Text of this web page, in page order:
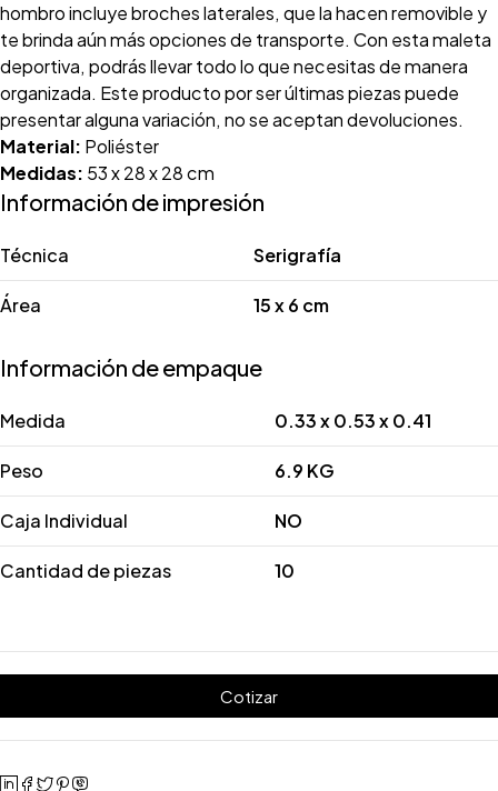
hombro incluye broches laterales, que la hacen removible y
te brinda aún más opciones de transporte. Con esta maleta
deportiva, podrás llevar todo lo que necesitas de manera
organizada. Este producto por ser últimas piezas puede
presentar alguna variación, no se aceptan devoluciones.
Material: Poliéster
Medidas: 53 x 28 x 28 cm
Información de impresión
Técnica Serigrafía
Área 15 x 6 cm
Información de empaque
Medida 0.33 x 0.53 x 0.41
Peso 6.9 KG
Caja Individual NO
Cantidad de piezas 10
Cotizar